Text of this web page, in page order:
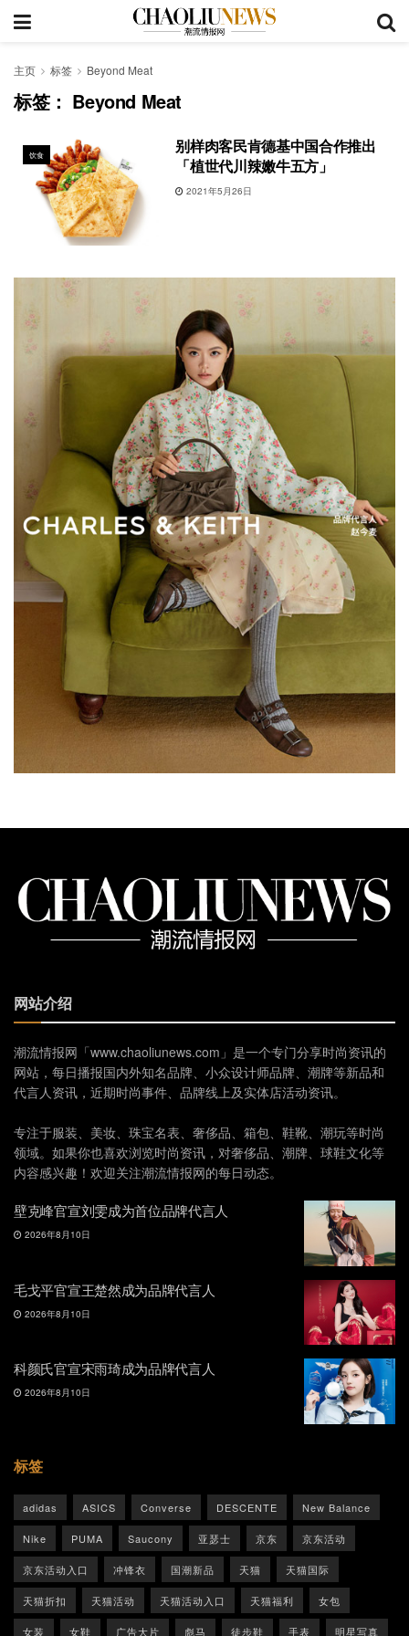
主页 标签 Beyond Meat
标签： Beyond Meat
饮食
别样肉客民肯德基中国合作推出
「植世代川辣嫩牛五方」
2021年5月26日
网站介绍
潮流情报网「www.chaoliunews.com」是一个专门分享时尚资讯的
网站，每日播报国内外知名品牌、小众设计师品牌、潮牌等新品和
代言人资讯，近期时尚事件、品牌线上及实体店活动资讯。
专注于服装、美妆、珠宝名表、奢侈品、箱包、鞋靴、潮玩等时尚
领域。如果你也喜欢浏览时尚资讯，对奢侈品、潮牌、球鞋文化等
内容感兴趣！欢迎关注潮流情报网的每日动态。
壁克峰官宣刘雯成为首位品牌代言人
2026年8月10日
毛戈平官宣王楚然成为品牌代言人
2026年8月10日
科颜氏官宣宋雨琦成为品牌代言人
2026年8月10日
标签
adidas ASICS Converse DESCENTE New Balance
Nike PUMA Saucony 亚瑟士 京东 京东活动
京东活动入口 冲锋衣 国潮新品 天猫 天猫国际
天猫折扣 天猫活动 天猫活动入口 天猫福利 女包
女装 女鞋 广告大片 彪马 徒步鞋 手表 明星写真